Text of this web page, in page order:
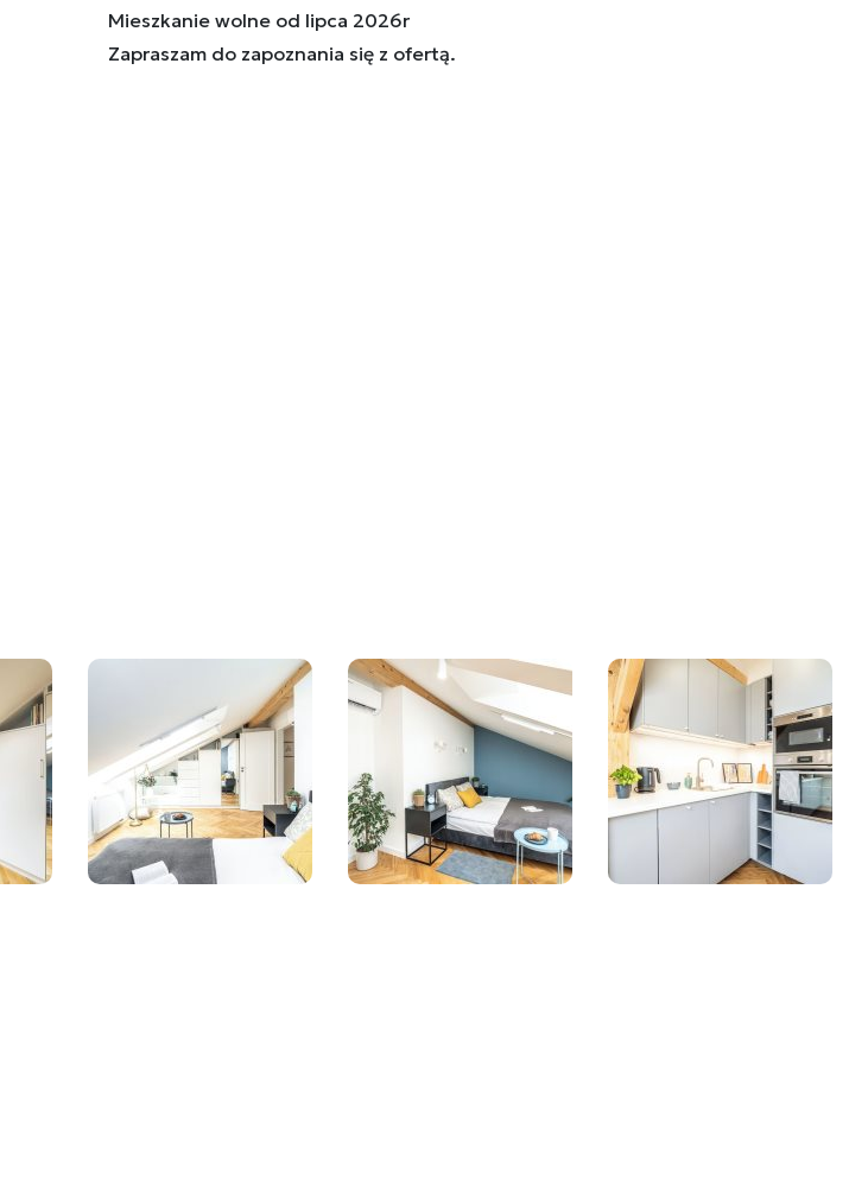
Mieszkanie wolne od lipca 2026r
Zapraszam do zapoznania się z ofertą.